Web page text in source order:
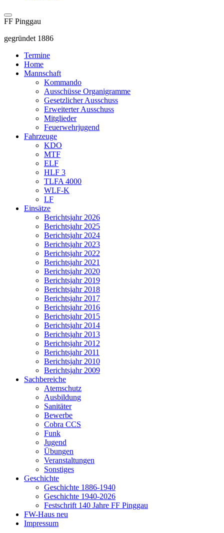
FF Pinggau
gegründet 1886
Termine
Home
Mannschaft
Kommando
Ausschüsse Organigramme
Gesetzlicher Ausschuss
Erweiterter Ausschuss
Mitglieder
Feuerwehrjugend
Fahrzeuge
KDO
MTF
ELF
HLF 3
TLFA 4000
WLF-K
LF
Einsätze
Berichtsjahr 2026
Berichtsjahr 2025
Berichtsjahr 2024
Berichtsjahr 2023
Berichtsjahr 2022
Berichtsjahr 2021
Berichtsjahr 2020
Berichtsjahr 2019
Berichtsjahr 2018
Berichtsjahr 2017
Berichtsjahr 2016
Berichtsjahr 2015
Berichtsjahr 2014
Berichtsjahr 2013
Berichtsjahr 2012
Berichtsjahr 2011
Berichtsjahr 2010
Berichtsjahr 2009
Sachbereiche
Atemschutz
Ausbildung
Sanitäter
Bewerbe
Cobra CCS
Funk
Jugend
Übungen
Veranstaltungen
Sonstiges
Geschichte
Geschichte 1886-1940
Geschichte 1940-2026
Festschrift 140 Jahre FF Pinggau
FW-Haus neu
Impressum